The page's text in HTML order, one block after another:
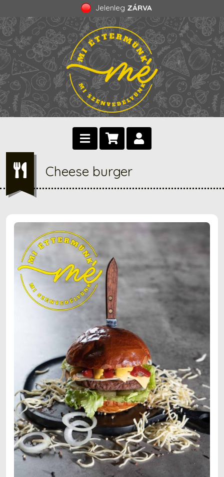
Jelenleg ZÁRVA
Cheese burger